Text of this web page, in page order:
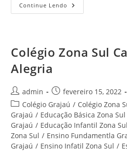
Continue Lendo Educação
Infantil
Cantinho
De
Colégio Zona Sul
Alegria
Autor
do
post:
admin
Post
publicado:
fevereiro 15, 2022
Categoria
do
post:
Colégio Grajaú / Colégio Zona
Grajaú / Educação Básica Zona Sul
Grajaú / Educação Infantil Zona Sul
Zona Sul / Ensino Fundamentla
Grajaú / Ensino Infatil Zona Sul /